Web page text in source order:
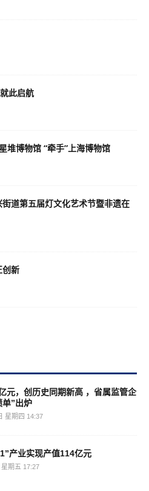
此启航
博物馆 “牵手”上海博物馆
道第五届灯文化艺术节暨非遗在
创新
元，创历史同期新高 ，省属监管企
单”出炉
星期四 14:37
产业实现产值114亿元
期五 17:27